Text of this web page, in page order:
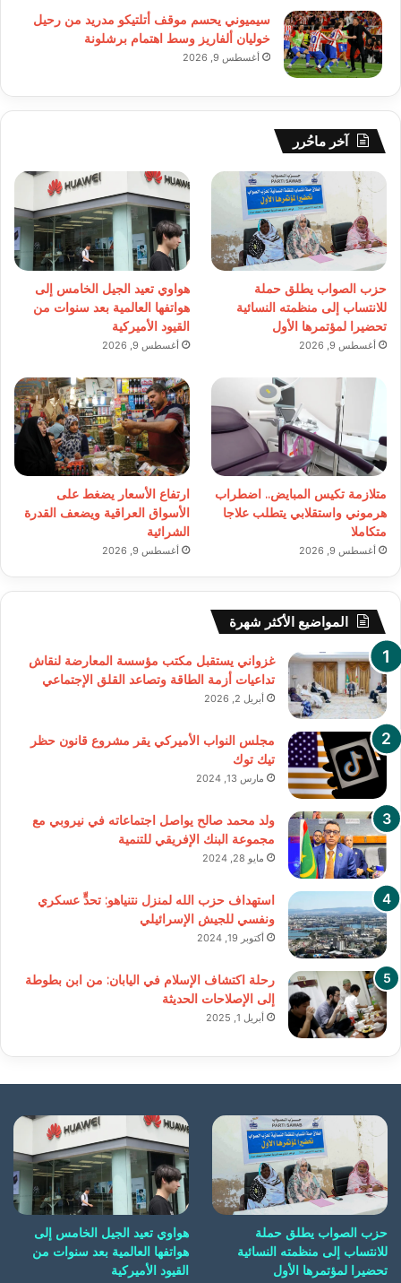
سيميوني يحسم موقف أتلتيكو مدريد من رحيل
خوليان ألفاريز وسط اهتمام برشلونة
أغسطس 9, 2026
آخر ماحُرر
حزب الصواب يطلق حملة
للانتساب إلى منظمته النسائية
تحضيرا لمؤتمرها الأول
أغسطس 9, 2026
هواوي تعيد الجيل الخامس إلى
هواتفها العالمية بعد سنوات من
القيود الأميركية
أغسطس 9, 2026
متلازمة تكيس المبايض.. اضطراب
هرموني واستقلابي يتطلب علاجا
متكاملا
أغسطس 9, 2026
ارتفاع الأسعار يضغط على
الأسواق العراقية ويضعف القدرة
الشرائية
أغسطس 9, 2026
المواضيع الأكثر شهرة
غزواني يستقبل مكتب مؤسسة المعارضة لنقاش
تداعيات أزمة الطاقة وتصاعد القلق الإجتماعي
أبريل 2, 2026
مجلس النواب الأميركي يقر مشروع قانون حظر
تيك توك
مارس 13, 2024
ولد محمد صالح يواصل اجتماعاته في نيروبي مع
مجموعة البنك الإفريقي للتنمية
مايو 28, 2024
استهداف حزب الله لمنزل نتنياهو: تحدٍّ عسكري
ونفسي للجيش الإسرائيلي
أكتوبر 19, 2024
رحلة اكتشاف الإسلام في اليابان: من ابن بطوطة
إلى الإصلاحات الحديثة
أبريل 1, 2025
حزب الصواب يطلق حملة
للانتساب إلى منظمته النسائية
تحضيرا لمؤتمرها الأول
هواوي تعيد الجيل الخامس إلى
هواتفها العالمية بعد سنوات من
القيود الأميركية